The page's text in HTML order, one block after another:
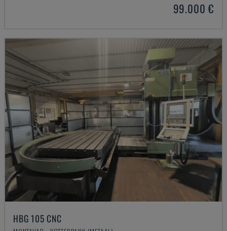
99.000 €
HBG 105 CNC